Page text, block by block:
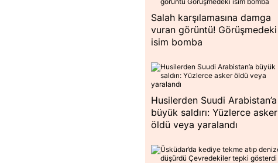
Salah karşılamasına damga
vuran görüntü! Görüşmedeki
isim bomba
Husilerden Suudi Arabistan’a
büyük saldırı: Yüzlerce asker
öldü veya yaralandı